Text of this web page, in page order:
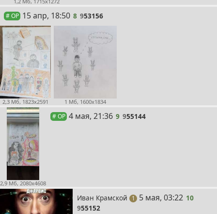
# OP 8
15 апр, 18:50 8 953156
2,3 Мб, 1823x2591 1 Мб, 1600x1834
2,9 Мб, 2080x4608
# OP 9
4 мая, 21:36 9 955144
Иван Крамской 1пост
10
5 мая, 03:22 10
955152